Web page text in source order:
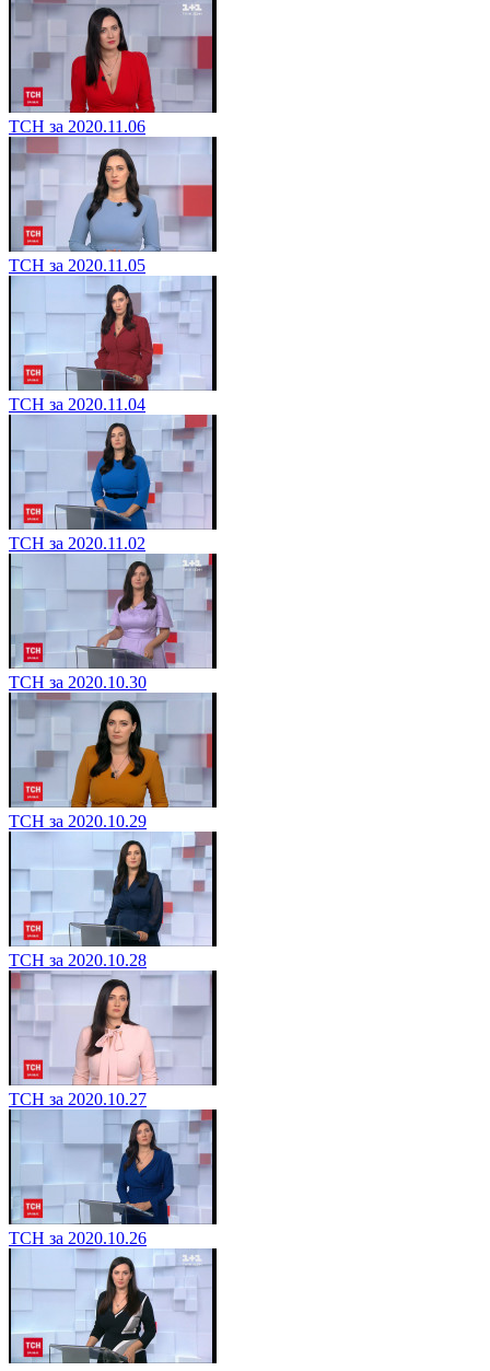
ТСН за 2020.11.06
ТСН за 2020.11.05
ТСН за 2020.11.04
ТСН за 2020.11.02
ТСН за 2020.10.30
ТСН за 2020.10.29
ТСН за 2020.10.28
ТСН за 2020.10.27
ТСН за 2020.10.26